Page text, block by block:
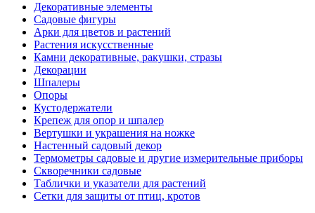
Декоративные элементы
Садовые фигуры
Арки для цветов и растений
Растения искусственные
Камни декоративные, ракушки, стразы
Декорации
Шпалеры
Опоры
Кустодержатели
Крепеж для опор и шпалер
Вертушки и украшения на ножке
Настенный садовый декор
Термометры садовые и другие измерительные приборы
Скворечники садовые
Таблички и указатели для растений
Сетки для защиты от птиц, кротов